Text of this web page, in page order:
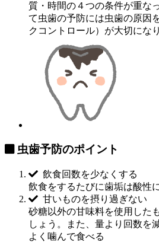
質・時間の４つの条件が重な
て虫歯の予防には虫歯の原因
クコントロール）が大切にな
虫歯予防のポイント
飲食回数を少なくする
飲食をするたびに歯垢は酸性
甘いものを摂り過ぎない
砂糖以外の甘味料を使用した
しょう。また、量より回数を
よく噛んで食べる